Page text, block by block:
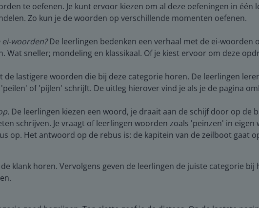
te oefenen. Je kunt ervoor kiezen om al deze oefeningen in één
Zo kun je de woorden op verschillende momenten oefenen.
woorden?De leerlingen bedenken een verhaal met de ei-woorden
sneller; mondeling en klassikaal. Of je kiest ervoor om deze
de lastigere woorden die bij deze categorie horen. De leerlingen
of 'pijlen' schrijft. De uitleg hierover vind je als je de pagina
De leerlingen kiezen een woord, je draait aan de schijf door op de
schrijven. Je vraagt of leerlingen woorden zoals 'peinzen' in
op. Het antwoord op de rebus is: de kapitein van de zeilboot gaat
klank horen. Vervolgens geven de leerlingen de juiste categorie